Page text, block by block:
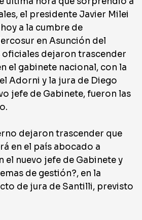
el presidente Javier Milei
a la cumbre de
en Asunción del
oficiales dejaron trascender
el gabinete nacional, con la
Adorni y la jura de Diego
jefe de Gabinete, fueron las
dejaron trascender que
en el país abocado a
nuevo jefe de Gabinete y
de gestión?, en la
de jura de Santilli, previsto